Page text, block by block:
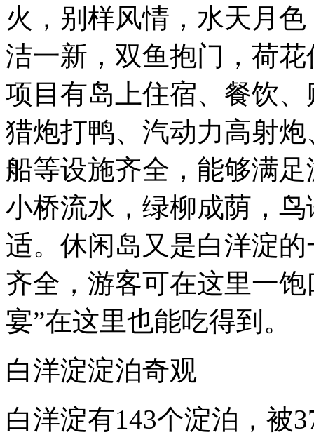
火，别样风情，水天月
洁一新，双鱼抱门，荷
项目有岛上住宿、餐饮
猎炮打鸭、汽动力高射
船等设施齐全，能够满
小桥流水，绿柳成荫，
适。休闲岛又是白洋淀
齐全，游客可在这里一
宴”在这里也能吃得到。
白洋淀淀泊奇观
白洋淀有143个淀泊，被